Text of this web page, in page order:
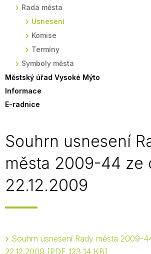
Rada města
Usnesení
Komise
Termíny
Symboly města
Městský úřad Vysoké Mýto
Informace
E-radnice
Souhrn usnesení
města 2009-44 ze
22.12.2009
Souhrn usnesení Rady města 2009-
22.12.2009
PDF 123,14 KB